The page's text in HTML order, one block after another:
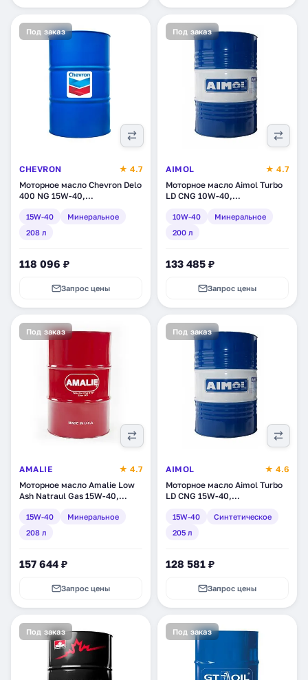
Под заказ
CHEVRON
★ 4.7
Моторное масло Chevron Delo
400 NG 15W-40,
(222221981)
15W-40
Минеральное
208 л
118 096 ₽
Запрос цены
Под заказ
AIMOL
★ 4.7
Моторное масло Aimol Turbo
LD CNG 10W-40,
10W-40
Минеральное
200 л
133 485 ₽
Запрос цены
Под заказ
AMALIE
★ 4.7
Моторное масло Amalie Low
Ash Natraul Gas 15W-40,
76303-05)
15W-40
Минеральное
208 л
157 644 ₽
Запрос цены
Под заказ
AIMOL
★ 4.6
Моторное масло Aimol Turbo
LD CNG 15W-40,
15W-40
Синтетическое
205 л
128 581 ₽
Запрос цены
Под заказ Под заказ